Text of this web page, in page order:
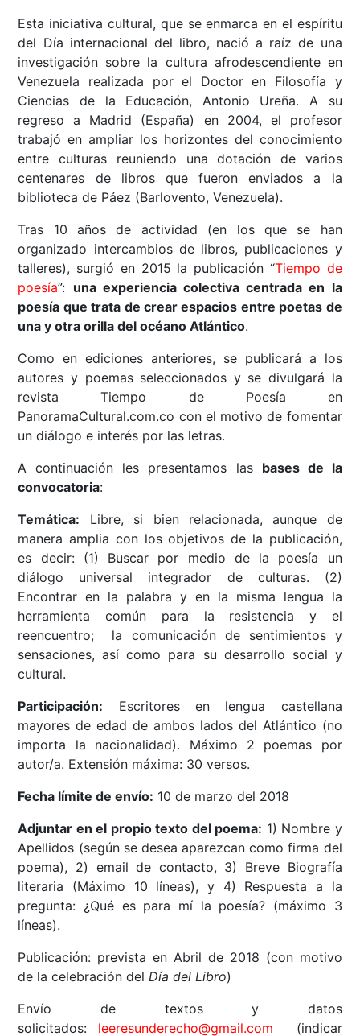
Esta iniciativa cultural, que se enmarca en el espíritu
del Día internacional del libro, nació a raíz de una
investigación sobre la cultura afrodescendiente en
Venezuela realizada por el Doctor en Filosofía y
Ciencias de la Educación, Antonio Ureña. A su
regreso a Madrid (España) en 2004, el profesor
trabajó en ampliar los horizontes del conocimiento
entre culturas reuniendo una dotación de varios
centenares de libros que fueron enviados a la
biblioteca de Páez (Barlovento, Venezuela).
Tras 10 años de actividad (en los que se han
organizado intercambios de libros, publicaciones y
talleres), surgió en 2015 la publicación “Tiempo de
poesía”: una experiencia colectiva centrada en la
poesía que trata de crear espacios entre poetas de
una y otra orilla del océano Atlántico.
Como en ediciones anteriores, se publicará a los
autores y poemas seleccionados y se divulgará la
revista Tiempo de Poesía en
PanoramaCultural.com.co con el motivo de fomentar
un diálogo e interés por las letras.
A continuación les presentamos las bases de la
convocatoria:
Temática: Libre, si bien relacionada, aunque de
manera amplia con los objetivos de la publicación,
es decir: (1) Buscar por medio de la poesía un
diálogo universal integrador de culturas. (2)
Encontrar en la palabra y en la misma lengua la
herramienta común para la resistencia y el
reencuentro; la comunicación de sentimientos y
sensaciones, así como para su desarrollo social y
cultural.
Participación: Escritores en lengua castellana
mayores de edad de ambos lados del Atlántico (no
importa la nacionalidad). Máximo 2 poemas por
autor/a. Extensión máxima: 30 versos.
Fecha límite de envío: 10 de marzo del 2018
Adjuntar en el propio texto del poema: 1) Nombre y
Apellidos (según se desea aparezcan como firma del
poema), 2) email de contacto, 3) Breve Biografía
literaria (Máximo 10 líneas), y 4) Respuesta a la
pregunta: ¿Qué es para mí la poesía? (máximo 3
líneas).
Publicación: prevista en Abril de 2018 (con motivo
de la celebración del Día del Libro)
Envío de textos y datos
solicitados: leeresunderecho@gmail.com (indicar